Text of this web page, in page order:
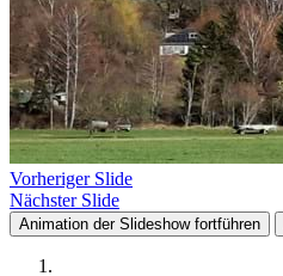
Vorheriger Slide
Nächster Slide
Animation der Slideshow fortführen